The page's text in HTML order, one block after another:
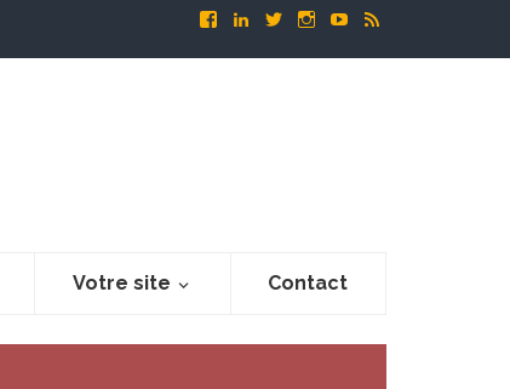
Votre site Contact